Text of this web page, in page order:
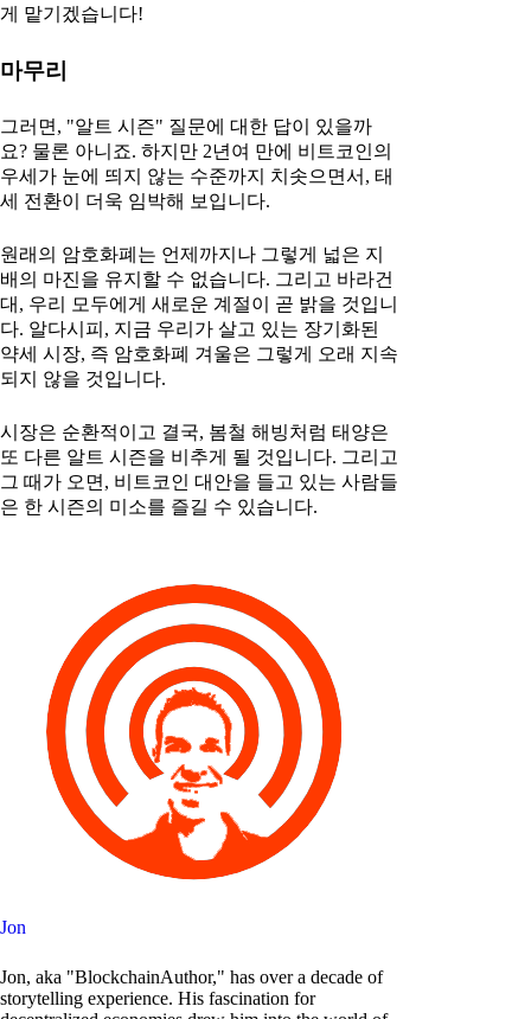
게 맡기겠습니다!
마무리
그러면, "알트 시즌" 질문에 대한 답이 있을까
요? 물론 아니죠. 하지만 2년여 만에 비트코인의
우세가 눈에 띄지 않는 수준까지 치솟으면서, 태
세 전환이 더욱 임박해 보입니다.
원래의 암호화폐는 언제까지나 그렇게 넓은 지
배의 마진을 유지할 수 없습니다. 그리고 바라건
대, 우리 모두에게 새로운 계절이 곧 밝을 것입니
다. 알다시피, 지금 우리가 살고 있는 장기화된
약세 시장, 즉 암호화폐 겨울은 그렇게 오래 지속
되지 않을 것입니다.
시장은 순환적이고 결국, 봄철 해빙처럼 태양은
또 다른 알트 시즌을 비추게 될 것입니다. 그리고
그 때가 오면, 비트코인 대안을 들고 있는 사람들
은 한 시즌의 미소를 즐길 수 있습니다.
Jon
Jon, aka "BlockchainAuthor," has over a decade of
storytelling experience. His fascination for